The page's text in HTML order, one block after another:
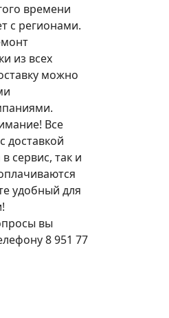
времени
с регионами.
из всех
можно
Все
доставкой
сервис, так и
удобный для
вы
8 951 77